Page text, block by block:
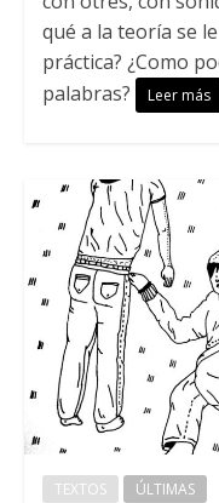
qué a la teoría se
práctica? ¿Como
palabras?
Leer más
TEXTOS ÚLTIMAS